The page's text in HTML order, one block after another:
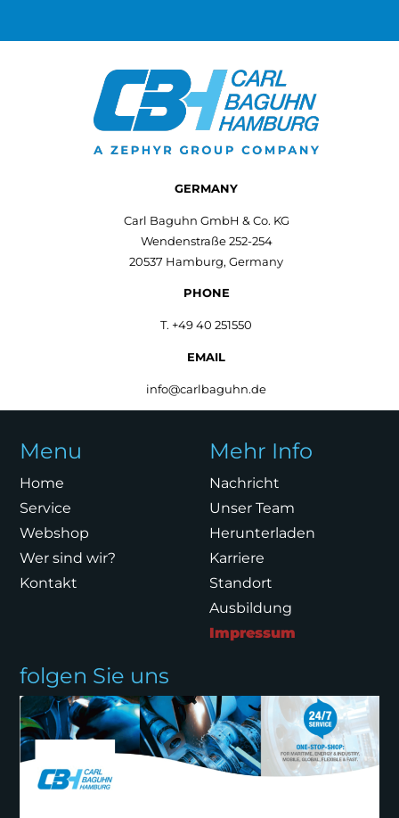
GERMANY
Carl Baguhn GmbH & Co. KG
Wendenstraße 252-254
20537 Hamburg, Germany
PHONE
T. +49 40 251550
EMAIL
info@carlbaguhn.de
Menu
Home
Service
Webshop
Wer sind wir?
Kontakt
Mehr Info
Nachricht
Unser Team
Herunterladen
Karriere
Standort
Ausbildung
Impressum
folgen Sie uns